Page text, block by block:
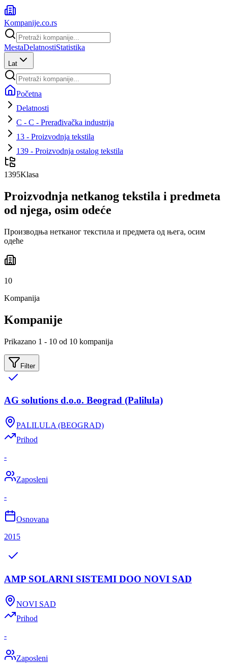
Kompanije.co.rs
MestaDelatnostiStatistika
Lat
Početna
Delatnosti
C - C - Prerađivačka industrija
13 - Proizvodnja tekstila
139 - Proizvodnja ostalog tekstila
1395Klasa
Proizvodnja netkanog tekstila i predmeta
od njega, osim odeće
Производња нетканог текстила и предмета од њега, осим
одеће
10
Kompanija
Kompanije
Prikazano 1 - 10 od 10 kompanija
Filter
AG solutions d.o.o. Beograd (Palilula)
PALILULA (BEOGRAD)
Prihod
-
Zaposleni
-
Osnovana
2015
AMP SOLARNI SISTEMI DOO NOVI SAD
NOVI SAD
Prihod
-
Zaposleni